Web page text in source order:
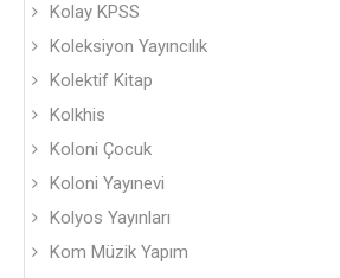
Kolay KPSS
Koleksiyon Yayıncılık
Kolektif Kitap
Kolkhis
Koloni Çocuk
Koloni Yayınevi
Kolyos Yayınları
Kom Müzik Yapım